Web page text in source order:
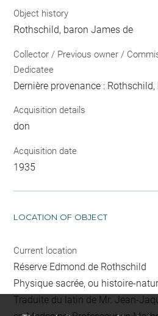
Object history
Rothschild, baron James de
Collector / Previous owner /
Dedicatee
Dernière provenance :
Acquisition details
don
Acquisition date
1935
LOCATION OF OBJECT
Current location
Réserve Edmond de Rothschild
Physique sacrée, ou histoire-
Traduite du latin de Mr. Jean-